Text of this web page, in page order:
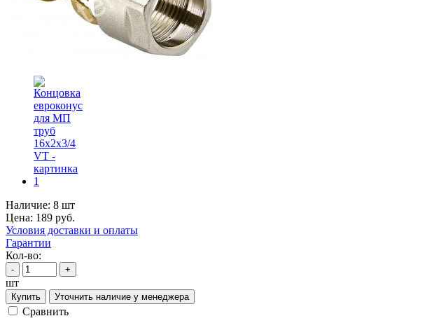
Наличие: 8 шт
Цена: 189 руб.
Условия доставки и оплаты
Гарантии
Кол-во:
- +
шт
Купить Уточнить наличие у менеджера
Cравнить